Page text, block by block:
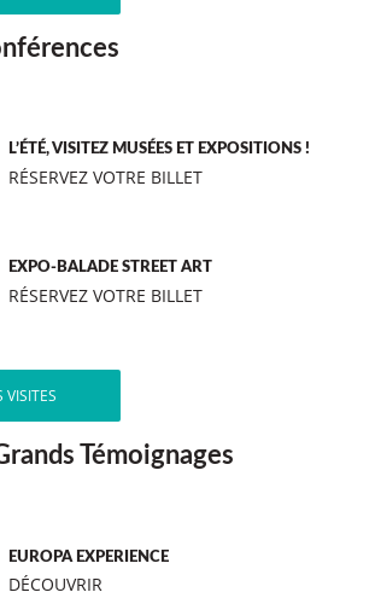
L’ÉTÉ, VISITEZ MUSÉES ET EXPOSITIONS !
RÉSERVEZ VOTRE BILLET
EXPO-BALADE STREET ART
RÉSERVEZ VOTRE BILLET
VISITES
Témoignages
EUROPA EXPERIENCE
DÉCOUVRIR